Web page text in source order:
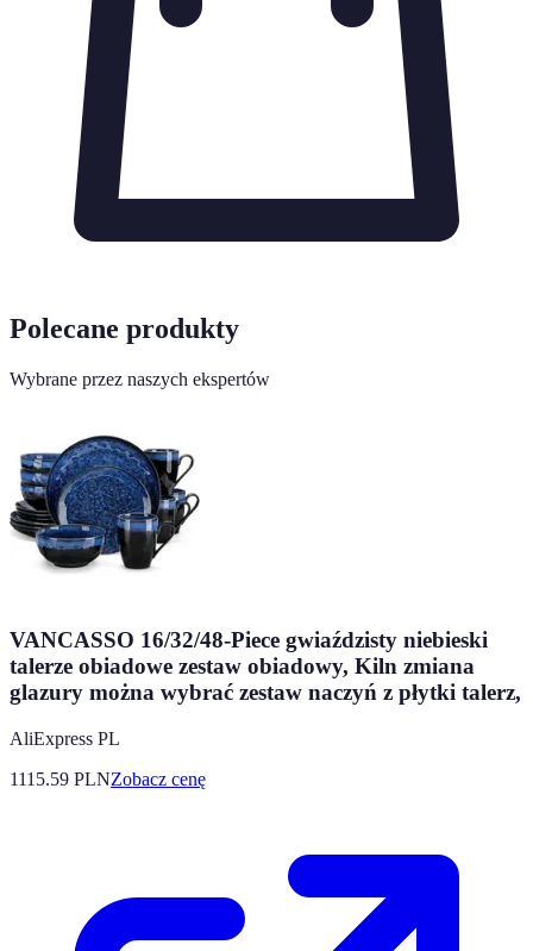
Polecane produkty
Wybrane przez naszych ekspertów
VANCASSO 16/32/48-Piece gwiaździsty niebieski
talerze obiadowe zestaw obiadowy, Kiln zmiana
glazury można wybrać zestaw naczyń z płytki talerz,
AliExpress PL
1115.59 PLNZobacz cenę